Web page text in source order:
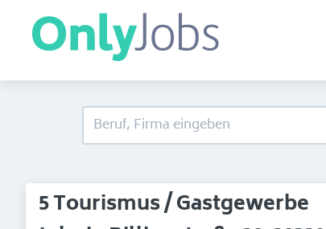
5 Tourismus / Gastgewerbe